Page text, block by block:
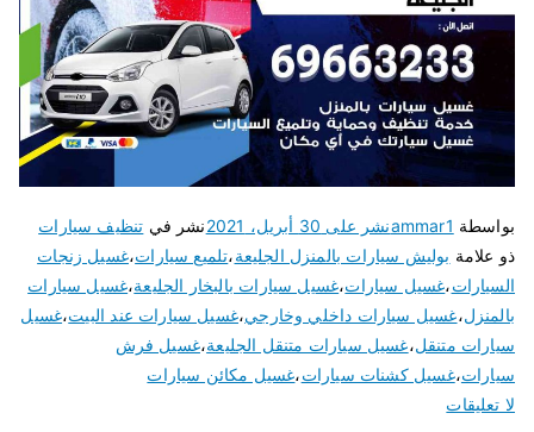
بواسطة ammar1نشر على 30 أبريل، 2021 نشر في تنظيف سيارات
ذو علامة بوليش سيارات بالمنزل الجليعة،تلميع سيارات،غسيل زنجات
السيارات،غسيل سيارات،غسيل سيارات بالبخار الجليعة،غسيل سيارات
بالمنزل،غسيل سيارات داخلي وخارجي،غسيل سيارات عند البيت،غسيل
سيارات متنقل،غسيل سيارات متنقل الجليعة،غسيل فرش
سيارات،غسيل كشنات سيارات،غسيل مكائن سيارات
لا تعليقات